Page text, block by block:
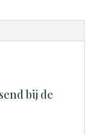
bij de